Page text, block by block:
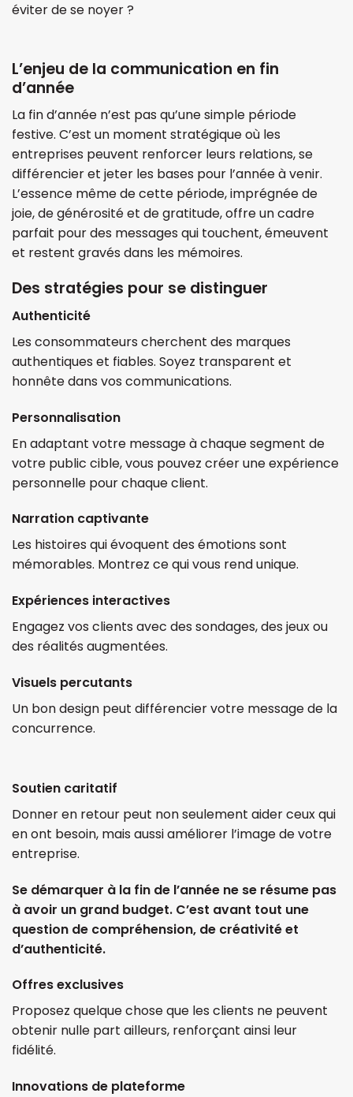
éviter de se noyer ?
L’enjeu de la communication en fin
d’année
La fin d’année n’est pas qu’une simple période
festive. C’est un moment stratégique où les
entreprises peuvent renforcer leurs relations, se
différencier et jeter les bases pour l’année à venir.
L’essence même de cette période, imprégnée de
joie, de générosité et de gratitude, offre un cadre
parfait pour des messages qui touchent, émeuvent
et restent gravés dans les mémoires.
Des stratégies pour se distinguer
Authenticité
Les consommateurs cherchent des marques
authentiques et fiables. Soyez transparent et
honnête dans vos communications.
Personnalisation
En adaptant votre message à chaque segment de
votre public cible, vous pouvez créer une expérience
personnelle pour chaque client.
Narration captivante
Les histoires qui évoquent des émotions sont
mémorables. Montrez ce qui vous rend unique.
Expériences interactives
Engagez vos clients avec des sondages, des jeux ou
des réalités augmentées.
Visuels percutants
Un bon design peut différencier votre message de la
concurrence.
Soutien caritatif
Donner en retour peut non seulement aider ceux qui
en ont besoin, mais aussi améliorer l’image de votre
entreprise.
Se démarquer à la fin de l’année ne se résume pas
à avoir un grand budget. C’est avant tout une
question de compréhension, de créativité et
d’authenticité.
Offres exclusives
Proposez quelque chose que les clients ne peuvent
obtenir nulle part ailleurs, renforçant ainsi leur
fidélité.
Innovations de plateforme